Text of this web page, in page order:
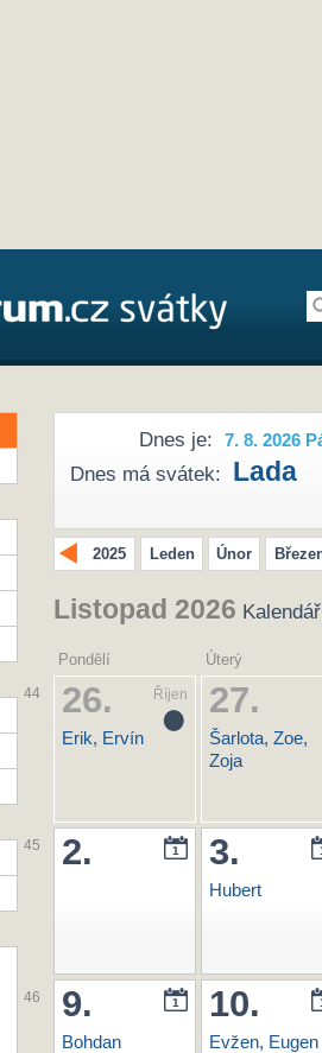
Dnes je: 7. 8. 2026
Dnes má svátek: Lada
2025 Leden Únor
Listopad 2026
Pondělí Úterý
44
45
46
Říjen
26.
Erik, Ervín
27.
Šarlota, Zoe,
Zoja
1
2. 3.
Hubert
1
9.
Bohdan
10.
Evžen, Eugen